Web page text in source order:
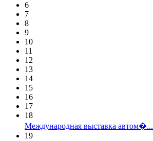
6
7
8
9
10
11
12
13
14
15
16
17
18
Международная выставка автом�...
19